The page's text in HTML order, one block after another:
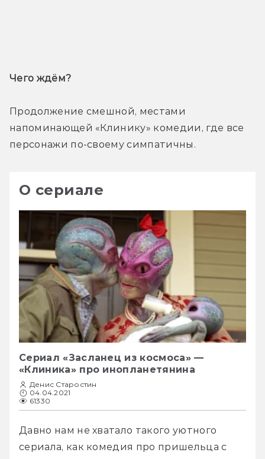
Чего ждём?
Продолжение смешной, местами
напоминающей «Клинику» комедии, где все
персонажи по-своему симпатичны.
О сериале
Сериал «Засланец из космоса» —
«Клиника» про инопланетянина
Денис Старостин
04.04.2021
61330
Давно нам не хватало такого уютного
сериала, как комедия про пришельца с